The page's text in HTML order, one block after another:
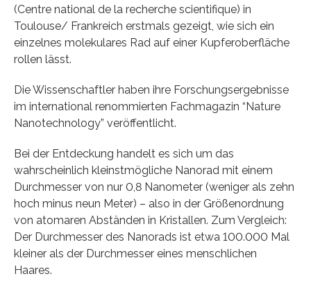
(Centre national de la recherche scientifique) in
Toulouse/ Frankreich erstmals gezeigt, wie sich ein
einzelnes molekulares Rad auf einer Kupferoberfläche
rollen lässt.
Die Wissenschaftler haben ihre Forschungsergebnisse
im international renommierten Fachmagazin “Nature
Nanotechnology” veröffentlicht.
Bei der Entdeckung handelt es sich um das
wahrscheinlich kleinstmögliche Nanorad mit einem
Durchmesser von nur 0,8 Nanometer (weniger als zehn
hoch minus neun Meter) – also in der Größenordnung
von atomaren Abständen in Kristallen. Zum Vergleich:
Der Durchmesser des Nanorads ist etwa 100.000 Mal
kleiner als der Durchmesser eines menschlichen
Haares.